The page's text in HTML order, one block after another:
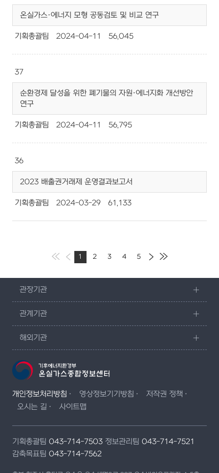
온실가스·에너지 모형 공동검토 및 비교 연구
기획총괄팀 2024-04-11 56,045
37
순환경제 달성을 위한 폐기물의 자원·에너지화 개선방안
연구
기획총괄팀 2024-04-11 56,795
36
2023 배출권거래제 운영결과보고서
기획총괄팀 2024-03-29 61,133
1 2 3 4 5
관장기관
관계기관
해외기관
개인정보처리방침 영상정보기기방침
저작권 정책
오시는 길
사이트맵
기획총괄팀 043-714-7503 정보관리팀 043-714-7521
감축목표팀 043-714-7562